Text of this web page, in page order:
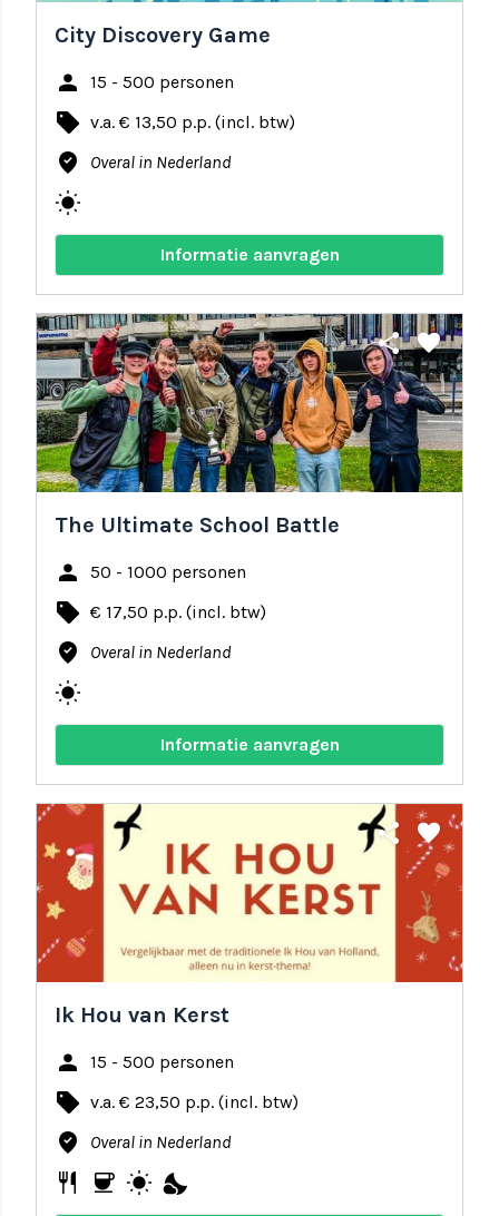
City Discovery Game
person 15 - 500 personen
local_offer v.a. € 13,50 p.p. (incl. btw)
where_to_vote Overal in Nederland
wb_sunny
Informatie aanvragen
share favorite
The Ultimate School Battle
person 50 - 1000 personen
local_offer € 17,50 p.p. (incl. btw)
where_to_vote Overal in Nederland
wb_sunny
Informatie aanvragen
share favorite
Ik Hou van Kerst
person 15 - 500 personen
local_offer v.a. € 23,50 p.p. (incl. btw)
where_to_vote Overal in Nederland
restaurant coffee wb_sunny nights_stay